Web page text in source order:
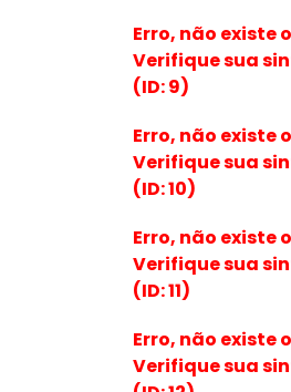
Erro, não existe
Verifique sua
(ID: 9)
Erro, não existe
Verifique sua
(ID: 10)
Erro, não existe
Verifique sua
(ID: 11)
Erro, não existe
Verifique sua